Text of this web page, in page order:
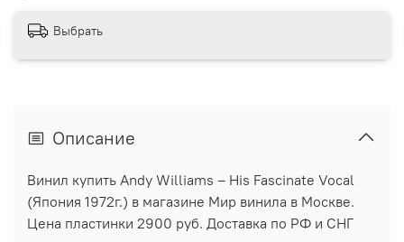
Выбрать
Описание
Винил купить Andy Williams ‎– His Fascinate Vocal
(Япония 1972г.) в магазине Мир винила в Москве.
Цена пластинки 2900 руб. Доставка по РФ и СНГ